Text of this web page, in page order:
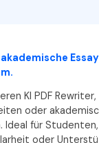
KI PDF Rewriter,
oder
Ideal für
oder